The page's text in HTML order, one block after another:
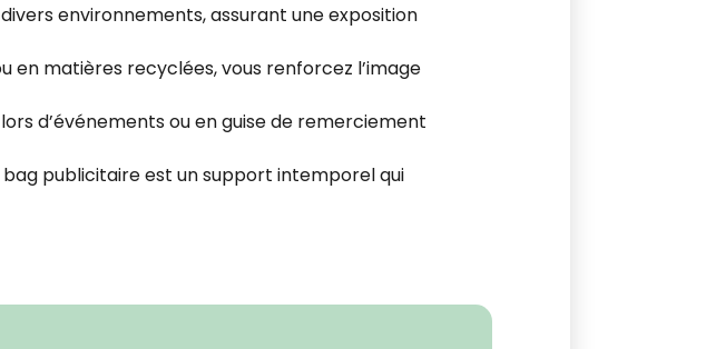
environnements, assurant une exposition
en matières recyclées, vous renforcez l’image
d’événements ou en guise de remerciement
publicitaire est un support intemporel qui